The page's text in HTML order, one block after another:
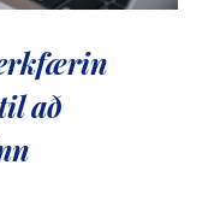
að